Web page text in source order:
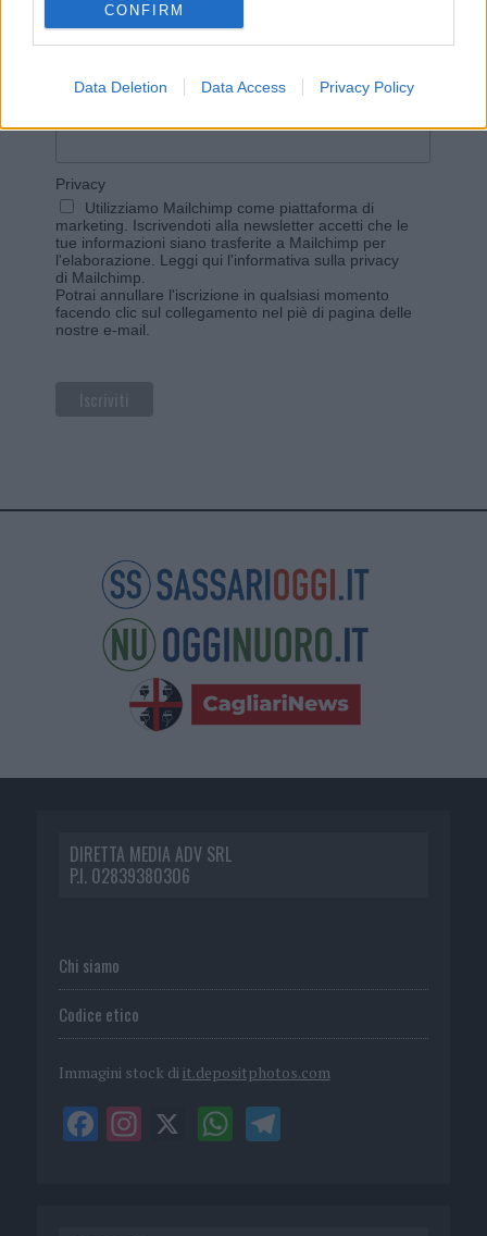
CONFIRM
Data Deletion Data Access Privacy Policy
Iscriviti alla newsletter di Gallura Oggi e ricevi le nostre
email periodiche contenenti le ultime notizie pubblicate
Indirizzo email*
Privacy
Utilizziamo Mailchimp come piattaforma di
marketing. Iscrivendoti alla newsletter accetti che le
tue informazioni siano trasferite a Mailchimp per
l'elaborazione. Leggi qui l'informativa sulla privacy
di Mailchimp
Potrai annullare l'iscrizione in qualsiasi momento
facendo clic sul collegamento nel piè di pagina delle
nostre e-mail.
DIRETTA MEDIA ADV SRL
P.I. 02839380306
Chi siamo
Codice etico
Immagini stock di it.depositphotos.com